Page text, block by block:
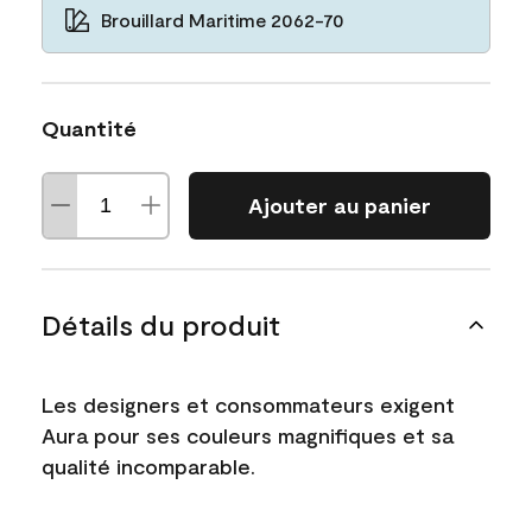
Brouillard Maritime 2062-70
Quantité
Ajouter au panier
Détails du produit
Les designers et consommateurs exigent
Aura pour ses couleurs magnifiques et sa
qualité incomparable.